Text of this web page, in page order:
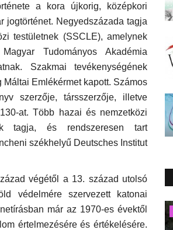
a kora újkorig, középkori
jogtörténet. Negyedszázada tagja
testületnek (SSCLE), amelynek
Tudományos Akadémia
Szakmai tevékenységének
Emlékérmet kapott. Számos
szerzője, társszerzője, illetve
at. Több hazai és nemzetközi
tagja, és rendszeresen tart
székhelyű Deutsches Institut
végétől a 13. század utolsó
védelmére szervezett katonai
már az 1970-es évektől
értelmezésére és értékelésére.